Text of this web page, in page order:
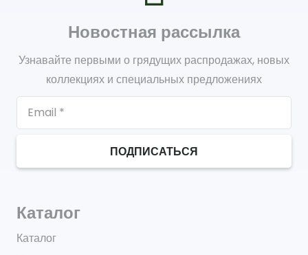
Новостная рассылка
Узнавайте первыми о грядущих распродажах, новых
коллекциях и специальных предложениях
ПОДПИСАТЬСЯ
Каталог
Каталог